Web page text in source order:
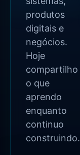
produtos
digitais e
negócios.
Hoje
compartilho
o que
aprendo
enquanto
continuo
construindo.